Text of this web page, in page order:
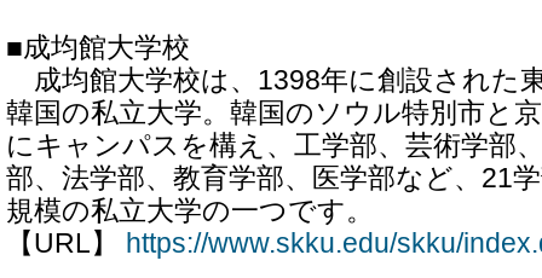
■成均館大学校
成均館大学校は、1398年に創設された
韓国の私立大学。韓国のソウル特別市と
にキャンパスを構え、工学部、芸術学部
部、法学部、教育学部、医学部など、21
規模の私立大学の一つです。
【URL】
https://www.skku.edu/skku/